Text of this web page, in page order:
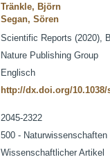
Tränkle, Björn
Segan, Sören
Scientific Reports (2020),
Nature Publishing Group
Englisch
http://dx.doi.org/10.1038/
2045-2322
500 - Naturwissenschaften
Wissenschaftlicher Artikel